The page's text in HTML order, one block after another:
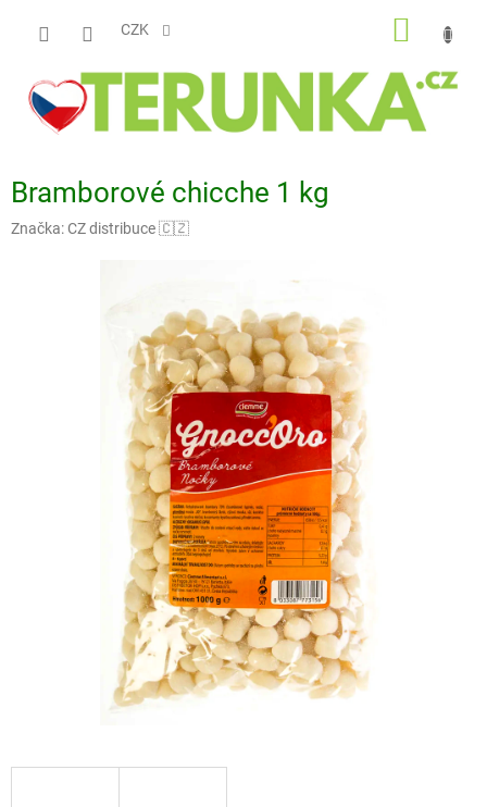
CZK
Bramborové chicche 1 kg
Značka:CZ distribuce 🇨🇿